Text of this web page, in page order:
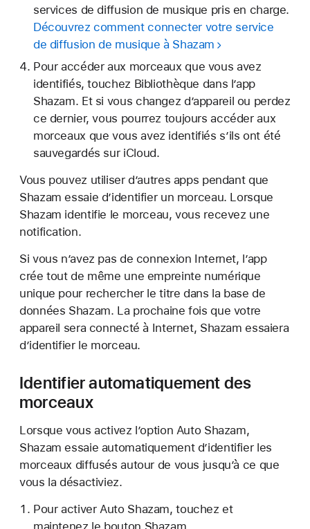
services de diffusion de musique pris en charge.
Découvrez comment connecter votre service
de diffusion de musique à Shazam
Pour accéder aux morceaux que vous avez
identifiés, touchez Bibliothèque dans l’app
Shazam. Et si vous changez d’appareil ou perdez
ce dernier, vous pourrez toujours accéder aux
morceaux que vous avez identifiés s’ils ont été
sauvegardés sur iCloud.
Vous pouvez utiliser d’autres apps pendant que
Shazam essaie d’identifier un morceau. Lorsque
Shazam identifie le morceau, vous recevez une
notification.
Si vous n’avez pas de connexion Internet, l’app
crée tout de même une empreinte numérique
unique pour rechercher le titre dans la base de
données Shazam. La prochaine fois que votre
appareil sera connecté à Internet, Shazam essaiera
d’identifier le morceau.
Identifier automatiquement des
morceaux
Lorsque vous activez l’option Auto Shazam,
Shazam essaie automatiquement d’identifier les
morceaux diffusés autour de vous jusqu’à ce que
vous la désactiviez.
Pour activer Auto Shazam, touchez et
maintenez le bouton Shazam.